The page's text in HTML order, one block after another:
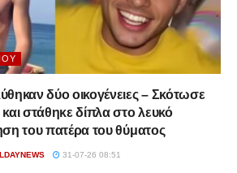
δύο οικογένειες – Σκότωσε
στάθηκε δίπλα στο λευκό
του πατέρα του θύματος
31-07-26 08:51